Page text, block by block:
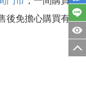
後免擔心購買有